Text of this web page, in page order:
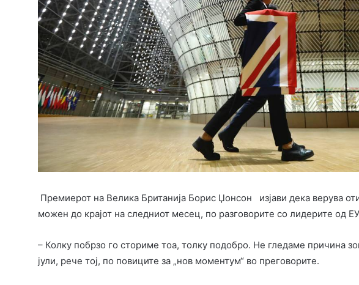
Премиерот на Велика Британија Борис Џонсон изјави дека верува
можен до крајот на следниот месец, по разговорите со лидерите од
– Колку побрзо го сториме тоа, толку подобро. Не гледаме причина
јули, рече тој, по повиците за „нов моментум“ во преговорите.